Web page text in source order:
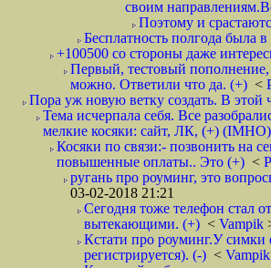
своим
Поэтому и
Бесплатность полгода была
+100500 со стороны даже
Первый, тестовый пополнение,
можно. Ответили что да. (+) <
Пора уж новую ветку создать. В этой
Тема исчерпала себя. Все
мелкие косяки: сайт, ЛК, (+) (IMHO)
Косяки по связи:- позвонить на
повышенные оплаты.. Это (+) <
ругань про роуминг, это
03-02-2018 21:21
Сегодня тоже телефон стал
вытекающими. (+) < Vampik
Кстати про роуминг.У симки
регистрируется). (-) < Vampik